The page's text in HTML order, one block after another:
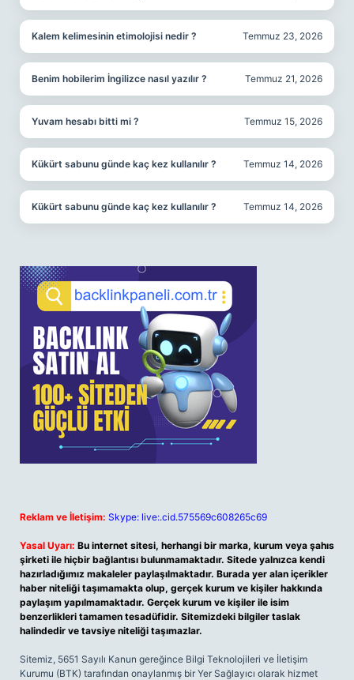
Kalem kelimesinin etimolojisi nedir ? Temmuz 23, 2026
Benim hobilerim İngilizce nasıl yazılır ? Temmuz 21, 2026
Yuvam hesabı bitti mi ? Temmuz 15, 2026
Kükürt sabunu günde kaç kez kullanılır ? Temmuz 14, 2026
Kükürt sabunu günde kaç kez kullanılır ? Temmuz 14, 2026
Reklam ve İletişim: Skype: live:.cid.575569c608265c69
Yasal Uyarı: Bu internet sitesi, herhangi bir marka, kurum veya şahıs
şirketi ile hiçbir bağlantısı bulunmamaktadır. Sitede yalnızca kendi
hazırladığımız makaleler paylaşılmaktadır. Burada yer alan içerikler
haber niteliği taşımamakta olup, gerçek kurum ve kişiler hakkında
paylaşım yapılmamaktadır. Gerçek kurum ve kişiler ile isim
benzerlikleri tamamen tesadüfidir. Sitemizdeki bilgiler taslak
halindedir ve tavsiye niteliği taşımazlar.
Sitemiz, 5651 Sayılı Kanun gereğince Bilgi Teknolojileri ve İletişim
Kurumu (BTK) tarafından onaylanmış bir Yer Sağlayıcı olarak hizmet